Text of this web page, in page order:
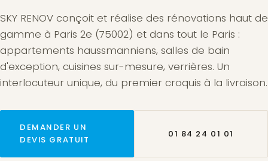
SKY RENOV conçoit et réalise des rénovations haut de
gamme à Paris 2e (75002) et dans tout le Paris :
appartements haussmanniens, salles de bain
d'exception, cuisines sur-mesure, verrières. Un
interlocuteur unique, du premier croquis à la livraison.
DEMANDER UN
DEVIS GRATUIT
01 84 24 01 01